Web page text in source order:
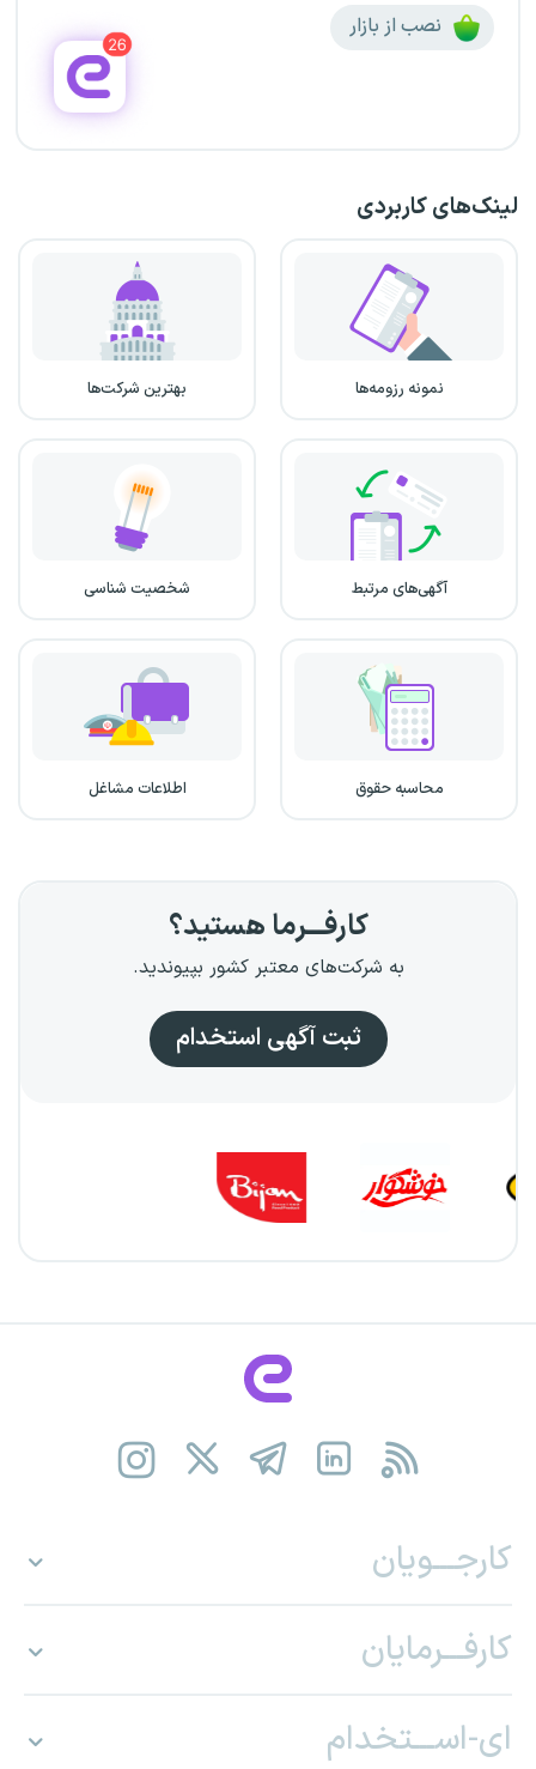
نصب از بازار
لینک‌های کاربردی
نمونه رزومه‌ها بهترین شرکت‌ها
آگهی‌های مرتبط شخصیت شناسی
محاسبه حقوق اطلاعات مشاغل
کارفـــرما هستید؟
به شرکت‌های معتبر کشور بپیوندید.
ثبت آگهی استخدام
کارجـــویان
کارفـــرمایان
ای-اســـتخدام